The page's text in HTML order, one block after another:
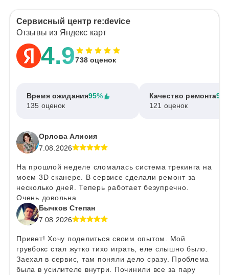
Сервисный центр re:device
Отзывы из Яндекс карт
4.9738 оценок
Время ожидания95%
135 оценок
Качество ремонта
121 оценок
Орлова Алисия
7.08.2026
На прошлой неделе сломалась система трекинга на
моем 3D сканере. В сервисе сделали ремонт за
несколько дней. Теперь работает безупречно.
Очень довольна
Бычков Степан
7.08.2026
Привет! Хочу поделиться своим опытом. Мой
грувбокс стал жутко тихо играть, еле слышно было.
Заехал в сервис, там поняли дело сразу. Проблема
была в усилителе внутри. Починили все за пару